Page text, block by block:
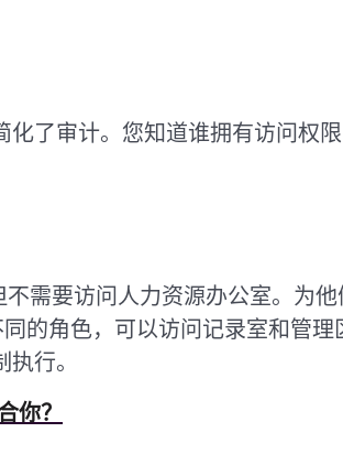
了审计。您知道谁拥有访问权
需要访问人力资源办公室。为他
的角色，可以访问记录室和管
行。
你？